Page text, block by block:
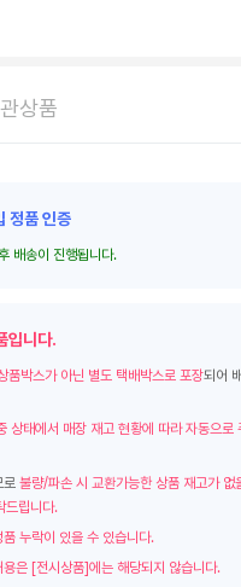
상품
정품 인증
배송이 진행됩니다.
입니다.
품박스가 아닌 별도 택배박스로 포장되어
상태에서 매장 재고 현황에 따라 자동으로
로 불량/파손 시 교환가능한 상품 재고가 없
드립니다.
누락이 있을 수 있습니다.
은 [전시상품]에는 해당되지 않습니다.